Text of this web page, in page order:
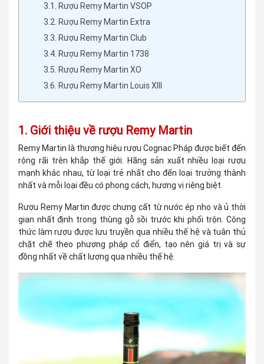
3.1. Rượu Remy Martin VSOP
3.2. Rượu Remy Martin Extra
3.3. Rượu Remy Martin Club
3.4. Rượu Remy Martin 1738
3.5. Rượu Remy Martin XO
3.6. Rượu Remy Martin Louis XIII
1. Giới thiệu về rượu Remy Martin
Remy Martin là thương hiệu rượu Cognac Pháp được biết đến
rộng rãi trên khắp thế giới. Hãng sản xuất nhiều loại rượu
mạnh khác nhau, từ loại trẻ nhất cho đến loại trưởng thành
nhất và mỗi loại đều có phong cách, hương vị riêng biệt.
Rượu Remy Martin được chưng cất từ nước ép nho và ủ thời
gian nhất định trong thùng gỗ sồi trước khi phối trộn. Công
thức làm rượu được lưu truyền qua nhiều thế hệ và tuân thủ
chặt chẽ theo phương pháp cổ điển, tạo nên giá trị và sự
đồng nhất về chất lượng qua nhiều thế hệ.